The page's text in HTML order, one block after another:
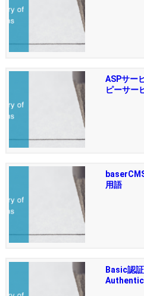
ASPサー
ピーサー
用語
Basic認